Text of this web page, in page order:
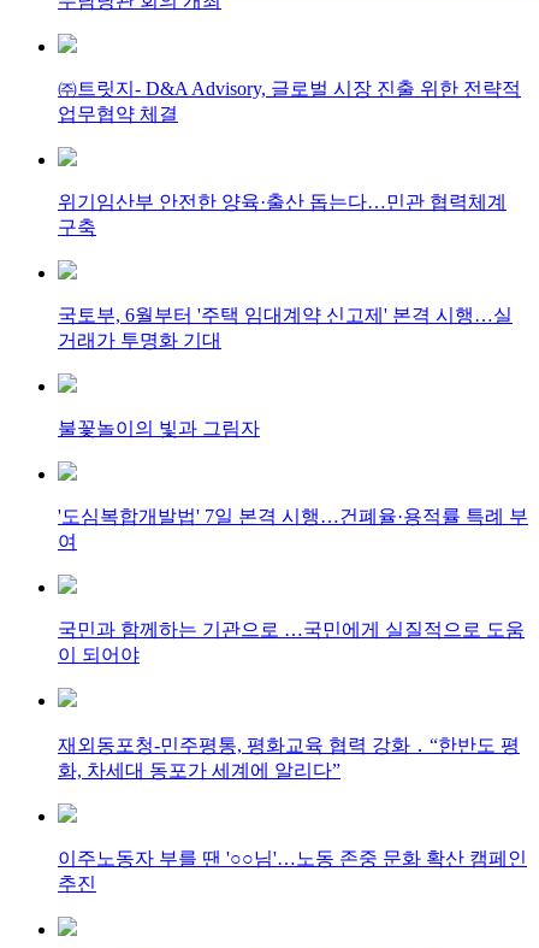
㈜트릿지- D&A Advisory, 글로벌 시장 진출 위한 전략적
업무협약 체결
위기임산부 안전한 양육·출산 돕는다…민관 협력체계
구축
국토부, 6월부터 '주택 임대계약 신고제' 본격 시행…실
거래가 투명화 기대
불꽃놀이의 빛과 그림자
'도심복합개발법' 7일 본격 시행…건폐율·용적률 특례 부
여
국민과 함께하는 기관으로 …국민에게 실질적으로 도움
이 되어야
재외동포청-민주평통, 평화교육 협력 강화 ․ “한반도 평
화, 차세대 동포가 세계에 알리다”
이주노동자 부를 땐 '○○님'…노동 존중 문화 확산 캠페인
추진